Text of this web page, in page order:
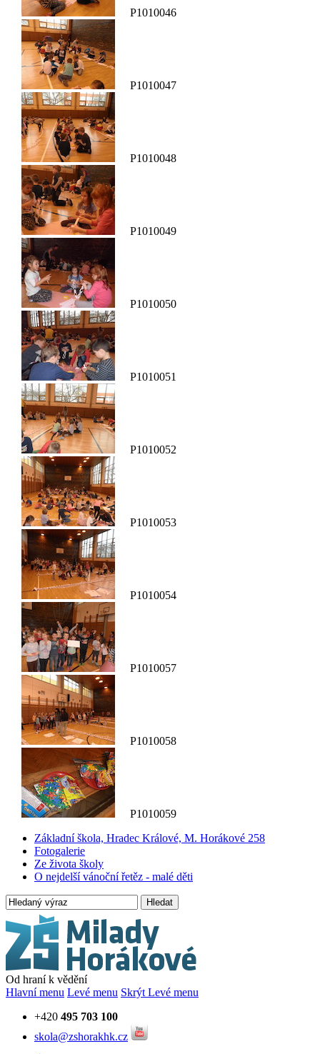
P1010046
P1010047
P1010048
P1010049
P1010050
P1010051
P1010052
P1010053
P1010054
P1010057
P1010058
P1010059
Základní škola, Hradec Králové, M. Horákové 258
Fotogalerie
Ze života školy
O nejdelší vánoční řetěz - malé děti
Hledat
Od hraní k vědění
Hlavní menu Levé menu Skrýt Levé menu
+420 495 703 100
skola@zshorakhk.cz